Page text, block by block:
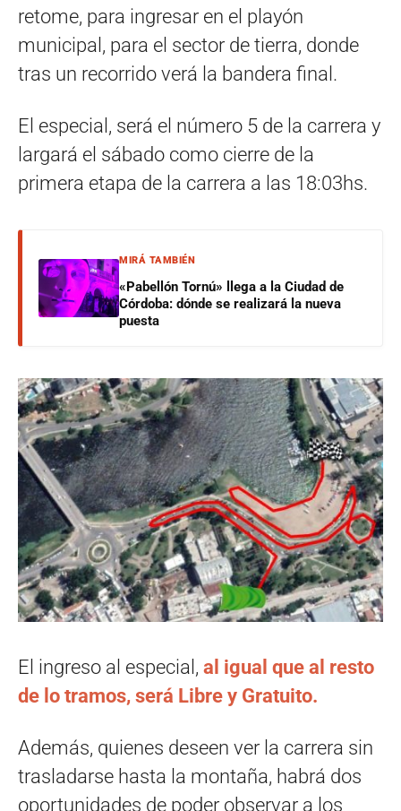
retome, para ingresar en el playón
municipal, para el sector de tierra, donde
tras un recorrido verá la bandera final.
El especial, será el número 5 de la carrera y
largará el sábado como cierre de la
primera etapa de la carrera a las 18:03hs.
MIRÁ TAMBIÉN
«Pabellón Tornú» llega a la Ciudad de
Córdoba: dónde se realizará la nueva
puesta
El ingreso al especial, al igual que al resto
de lo tramos, será Libre y Gratuito.
Además, quienes deseen ver la carrera sin
trasladarse hasta la montaña, habrá dos
oportunidades de poder observar a los